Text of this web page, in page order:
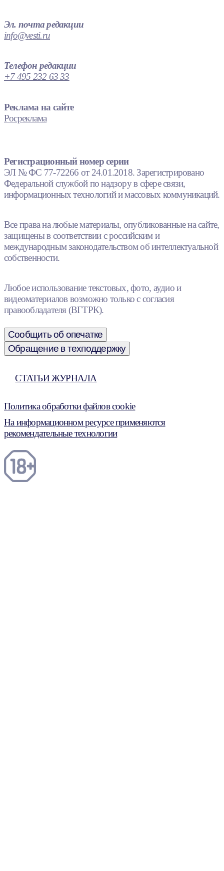
Эл. почта редакции
info@vesti.ru
Телефон редакции
+7 495 232 63 33
Реклама на сайте
Росреклама
Регистрационный номер серии
ЭЛ № ФС 77-72266 от 24.01.2018. Зарегистрировано
Федеральной службой по надзору в сфере связи,
информационных технологий и массовых коммуникаций.
Все права на любые материалы, опубликованные на сайте,
защищены в соответствии с российским и
международным законодательством об интеллектуальной
собственности.
Любое использование текстовых, фото, аудио и
видеоматериалов возможно только с согласия
правообладателя (ВГТРК).
Сообщить об опечатке
Обращение в техподдержку
СТАТЬИ ЖУРНАЛА
Политика обработки файлов cookie
На информационном ресурсе применяются
рекомендательные технологии